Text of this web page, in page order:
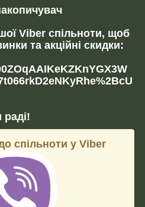
Viber спільноти, щоб
та акційні скидки:
спільноти у Viber